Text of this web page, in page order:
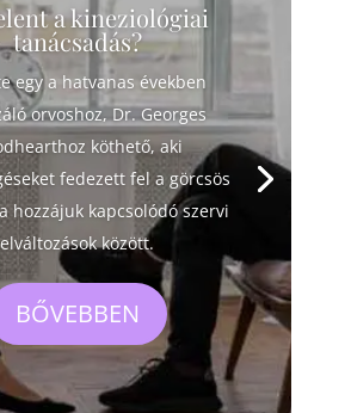
a kineziológiai
tanácsadás?
egy a hatvanas években
orvoshoz, Dr. Georges
köthető, aki
fedezett fel a görcsös
hozzájuk kapcsolódó szervi
elváltozások között.
BŐVEBBEN